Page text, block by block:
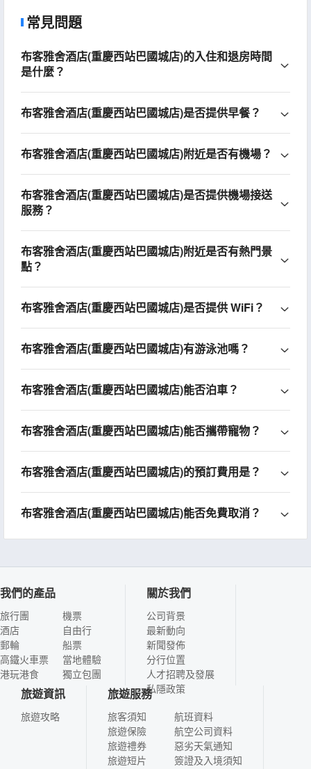
常見問題
布客雅舍酒店(重慶西站巴國城店)的入住和退房時間
是什麼？
布客雅舍酒店(重慶西站巴國城店)是否提供早餐？
布客雅舍酒店(重慶西站巴國城店)附近是否有機場？
布客雅舍酒店(重慶西站巴國城店)是否提供機場接送
服務？
布客雅舍酒店(重慶西站巴國城店)附近是否有熱門景
點？
布客雅舍酒店(重慶西站巴國城店)是否提供 WiFi？
布客雅舍酒店(重慶西站巴國城店)有游泳池嗎？
布客雅舍酒店(重慶西站巴國城店)能否泊車？
布客雅舍酒店(重慶西站巴國城店)能否攜帶寵物？
布客雅舍酒店(重慶西站巴國城店)的預訂費用是？
布客雅舍酒店(重慶西站巴國城店)能否免費取消？
我們的產品
旅行團
酒店
郵輪
高鐵火車票
港玩港食
機票
自由行
船票
當地體驗
獨立包團
關於我們
公司背景
最新動向
新聞發佈
分行位置
人才招聘及發展
私隱政策
旅遊資訊
旅遊攻略
旅遊服務
旅客須知
旅遊保險
旅遊禮券
旅遊短片
航班資料
航空公司資料
惡劣天氣通知
簽證及入境須知